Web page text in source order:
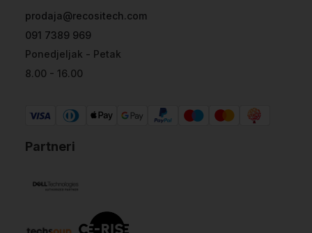
prodaja@recositech.com
091 7389 969
Ponedjeljak - Petak
8.00 - 16.00
Partneri